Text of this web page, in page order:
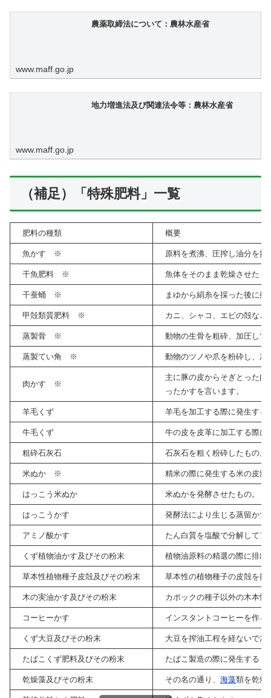
農薬取締法について：農林水産省
www.maff.go.jp
地力増進法及び関連法令等：農林水産省
www.maff.go.jp
（補足）「特殊肥料」一覧
肥料の種類 概要
魚かす ※ 原料を煮沸、圧搾し油分を
干魚肥料 ※ 魚体をそのまま乾燥させた
干蚕蛹 ※ まゆから絹糸を採った後に
甲殻類質肥料 ※ カニ、シャコ、エビの殻な
蒸製骨 ※ 動物の生骨を粗砕、加圧して
蒸製てい角 ※ 動物のツノや爪を粉砕し、
肉かす ※
主に豚の皮からそぎとった
ったかすを言います。
羊毛くず 羊毛を加工する際に発生する
牛毛くず 牛の皮を皮革に加工する際
粗砕石灰石 石灰石を粗く粉砕したもの。
米ぬか ※ 精米の際に発生する米の皮部
はっこう米ぬか 米ぬかを発酵させたもの。
はっこうかす 発酵法により生じる蒸留かす
アミノ酸かす たん白質を塩酸で分解して
くず植物油かす及びその粉末 植物油原料の精選の際に排
草本性植物種子皮殻及びその粉末 草本性の植物種子の皮殻を搾
木の実油かす及びその粉末 カポックの種子以外の木本
コーヒーかす インスタントコーヒーを作
くず大豆及びその粉末 大豆を搾油工程を経ないで
たばこくず肥料及びその粉末 たばこ製造の際に発生する
乾燥藻及びその粉末 その名の通り、 海藻類を乾燥
コピー